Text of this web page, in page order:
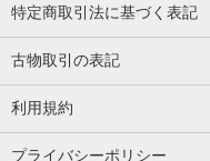
特定商取引法に基づく表記
古物取引の表記
利用規約
プライバシーポリシー